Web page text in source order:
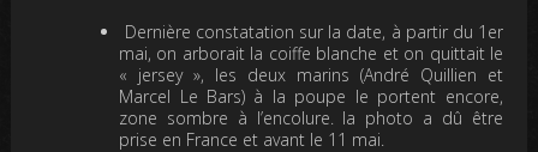
Dernière constatation sur la date, à partir du 1er
mai, on arborait la coiffe blanche et on quittait le
« jersey », les deux marins (André Quillien et
Marcel Le Bars) à la poupe le portent encore,
zone sombre à l’encolure. la photo a dû être
prise en France et avant le 11 mai.